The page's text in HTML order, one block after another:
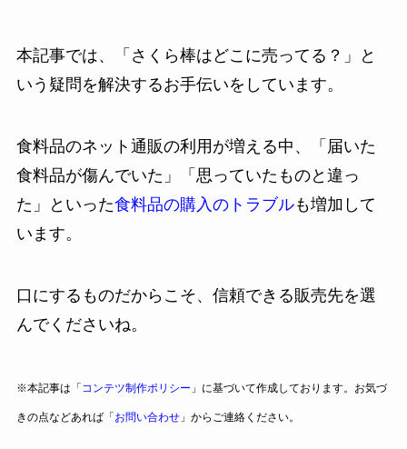
本記事では、「さくら棒はどこに売ってる？」と
いう疑問を解決するお手伝いをしています。
食料品のネット通販の利用が増える中、「届いた
食料品が傷んでいた」「思っていたものと違っ
た」といった食料品の購入のトラブルも増加して
います。
口にするものだからこそ、信頼できる販売先を選
んでくださいね。
※本記事は「 コンテツ制作ポリシー 」に基づいて作成しております。お気づ
きの点などあれば「お問い合わせ」からご連絡ください。